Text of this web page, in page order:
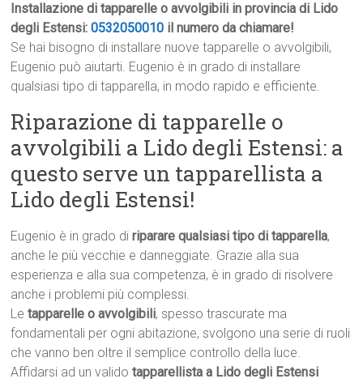
Installazione di tapparelle o avvolgibili in provincia di Lido
degli Estensi:0532050010 il numero da chiamare!
Se hai bisogno di installare nuove tapparelle o avvolgibili,
Eugenio può aiutarti. Eugenio è in grado di installare
qualsiasi tipo di tapparella, in modo rapido e efficiente.
Riparazione di tapparelle o
avvolgibili a Lido degli Estensi: a
questo serve un tapparellista a
Lido degli Estensi!
Eugenio è in grado diriparare qualsiasi tipo di tapparella,
anche le più vecchie e danneggiate. Grazie alla sua
esperienza e alla sua competenza, è in grado di risolvere
anche i problemi più complessi.
Letapparelle o avvolgibili, spesso trascurate ma
fondamentali per ogni abitazione, svolgono una serie di ruoli
che vanno ben oltre il semplice controllo della luce.
Affidarsi ad un validotapparellista a Lido degli Estensi